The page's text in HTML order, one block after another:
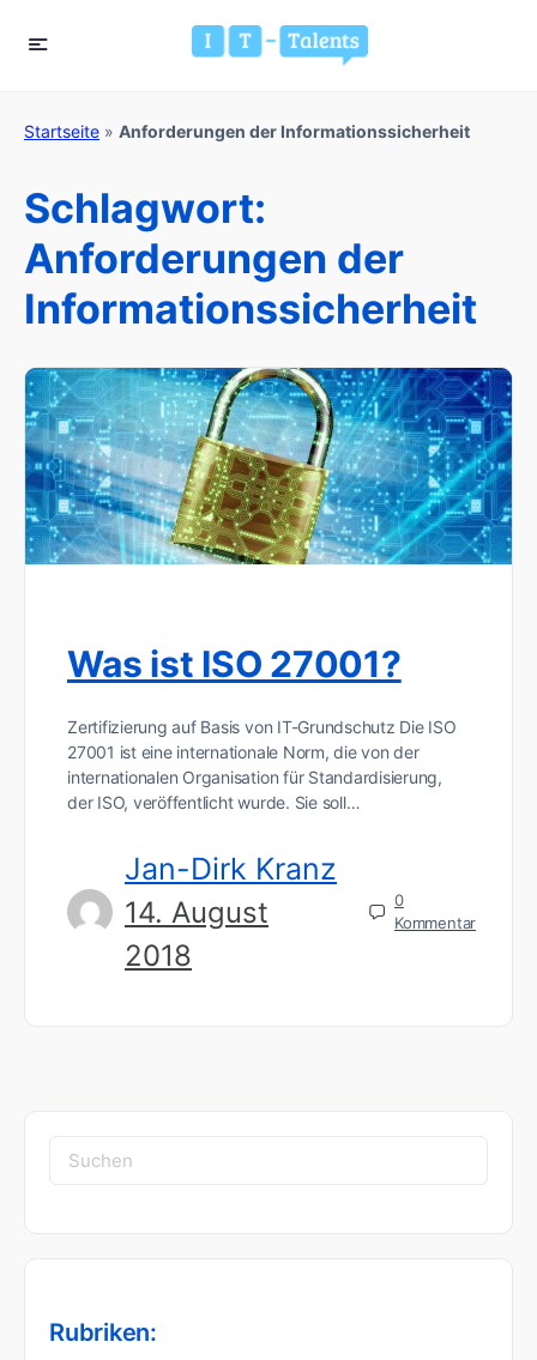
Startseite » Anforderungen der Informationssicherheit
Schlagwort:
Anforderungen der
Informationssicherheit
Was ist ISO 27001?
Zertifizierung auf Basis von IT-Grundschutz Die ISO
27001 ist eine internationale Norm, die von der
internationalen Organisation für Standardisierung,
der ISO, veröffentlicht wurde. Sie soll…
Jan-Dirk Kranz
14. August
2018
0
Kommentar
Suchen
nach:
Rubriken: